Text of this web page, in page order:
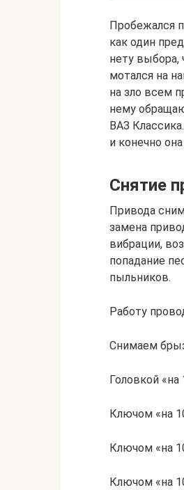
Пробежался
как один
нету выбора,
мотался на
на зло всем
нему
ВАЗ
и конечно
Снятие
Привода
замена
вибрации,
попадание
пыльников.
Работу
Снимаем
Головкой «на
Ключом «на
Ключом «на
Ключом «на